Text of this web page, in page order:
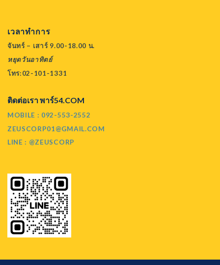
เวลาทำการ
จันทร์ – เสาร์ 9.00-18.00 น.
หยุดวันอาทิตย์
โทร:02-101-1331
ติดต่อเรา พาร์54.COM
MOBILE : 092-553-2552
ZEUSCORP01@GMAIL.COM
LINE : @ZEUSCORP